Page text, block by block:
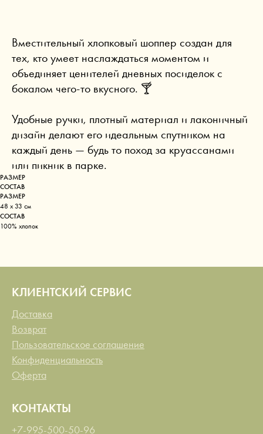
Вместительный хлопковый шоппер создан для
тех, кто умеет наслаждаться моментом и
объединяет ценителей дневных посиделок с
бокалом чего-то вкусного. 🍸
Удобные ручки, плотный материал и лаконичный
дизайн делают его идеальным спутником на
каждый день — будь то поход за круассанами
или пикник в парке.
РАЗМЕР
СОСТАВ
РАЗМЕР
48 x 33 см
СОСТАВ
100% хлопок
КЛИЕНТСКИЙ СЕРВИС
Доставка
Возврат
Пользовательское соглашение
Конфиденциальность
Оферта
КОНТАКТЫ
+7-995-500-50-96